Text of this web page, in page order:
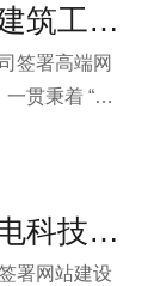
优天建站与上海高标装饰建筑工程有限公司签署高端网站制作合作协议
签署高端网
贯秉着 “设
服务宗旨，
，办公室等
人为本、创
优天建站与上海锐毕利机电科技有限公司签署网站建设合作协议
署网站建设